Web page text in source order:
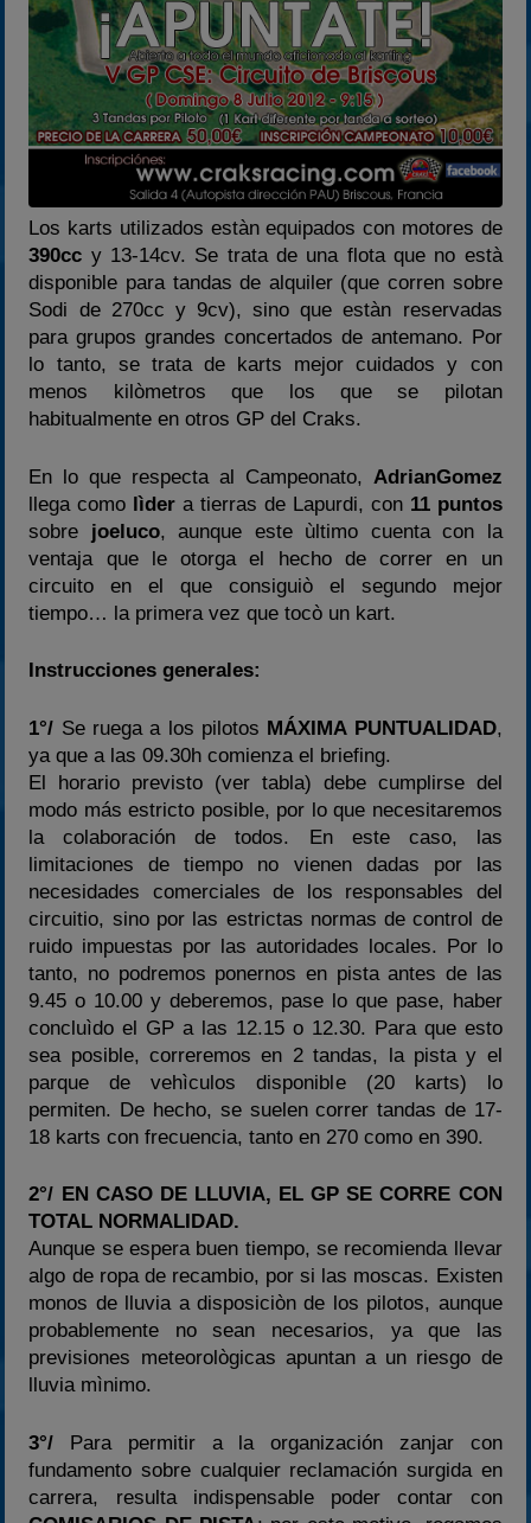
Los karts utilizados estàn equipados con motores de
390cc y 13-14cv. Se trata de una flota que no està
disponible para tandas de alquiler (que corren sobre
Sodi de 270cc y 9cv), sino que estàn reservadas
para grupos grandes concertados de antemano. Por
lo tanto, se trata de karts mejor cuidados y con
menos kilòmetros que los que se pilotan
habitualmente en otros GP del Craks.
En lo que respecta al Campeonato, AdrianGomez
llega como lìder a tierras de Lapurdi, con 11 puntos
sobre joeluco, aunque este ùltimo cuenta con la
ventaja que le otorga el hecho de correr en un
circuito en el que consiguiò el segundo mejor
tiempo… la primera vez que tocò un kart.
Instrucciones generales:
1°/ Se ruega a los pilotos MÁXIMA PUNTUALIDAD,
ya que a las 09.30h comienza el briefing.
El horario previsto (ver tabla) debe cumplirse del
modo más estricto posible, por lo que necesitaremos
la colaboración de todos. En este caso, las
limitaciones de tiempo no vienen dadas por las
necesidades comerciales de los responsables del
circuitio, sino por las estrictas normas de control de
ruido impuestas por las autoridades locales. Por lo
tanto, no podremos ponernos en pista antes de las
9.45 o 10.00 y deberemos, pase lo que pase, haber
concluìdo el GP a las 12.15 o 12.30. Para que esto
sea posible, correremos en 2 tandas, la pista y el
parque de vehìculos disponible (20 karts) lo
permiten. De hecho, se suelen correr tandas de 17-
18 karts con frecuencia, tanto en 270 como en 390.
2°/ EN CASO DE LLUVIA, EL GP SE CORRE CON
TOTAL NORMALIDAD.
Aunque se espera buen tiempo, se recomienda llevar
algo de ropa de recambio, por si las moscas. Existen
monos de lluvia a disposiciòn de los pilotos, aunque
probablemente no sean necesarios, ya que las
previsiones meteorològicas apuntan a un riesgo de
lluvia mìnimo.
3°/ Para permitir a la organización zanjar con
fundamento sobre cualquier reclamación surgida en
carrera, resulta indispensable poder contar con